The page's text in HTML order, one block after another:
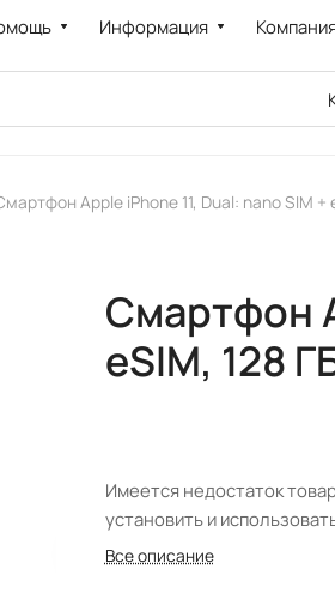
Информация
Apple iPhone 11, Dual: nano SIM +
Смартфон
eSIM, 128
Имеется недостаток
установить и
Все описание